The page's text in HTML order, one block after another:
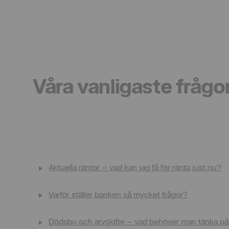
Våra vanligaste
Aktuella räntor – vad kan jag få för ränta just nu?
Varför ställer banken så mycket frågor?
Dödsbo och arvskifte – vad behöver man tänka